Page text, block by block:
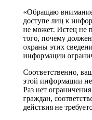
«Обращаю
доступе лиц к
не может. Истец не
того, почему
охраны этих
информации
Соответственно,
этой информации
Раз нет
граждан,
действия не